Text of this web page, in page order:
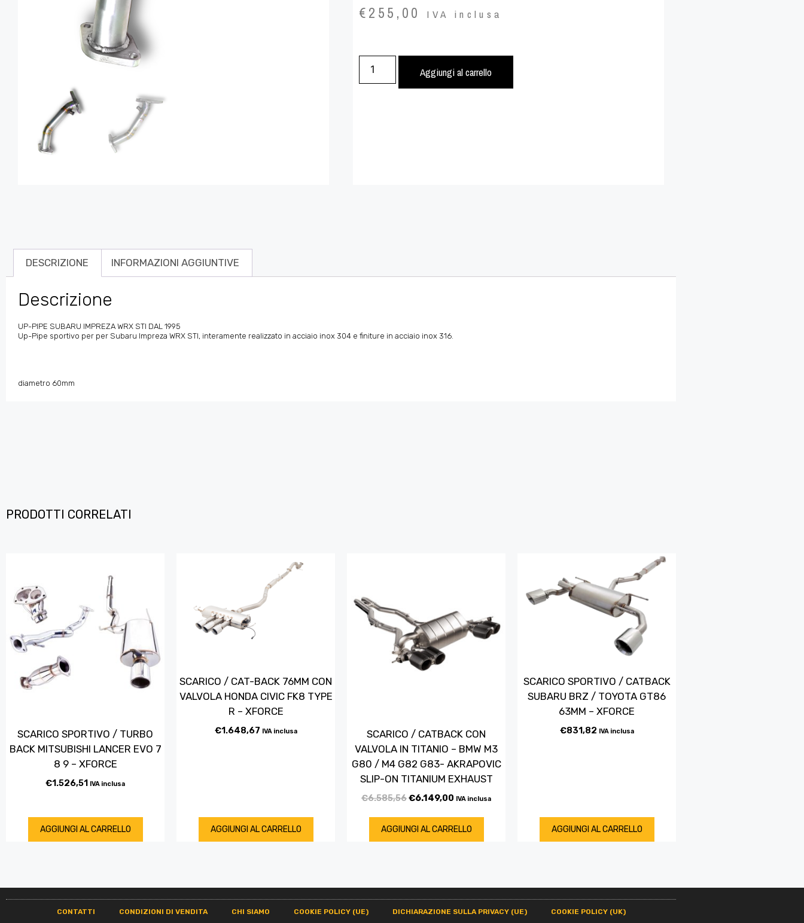
€255,00 IVA inclusa
Aggiungi al carrello
DESCRIZIONE INFORMAZIONI AGGIUNTIVE
Descrizione
UP-PIPE SUBARU IMPREZA WRX STI DAL 1995
Up-Pipe sportivo per per Subaru Impreza WRX STI, interamente realizzato in acciaio inox 304 e finiture in acciaio inox 316.
diametro 60mm
PRODOTTI CORRELATI
SCARICO SPORTIVO / TURBO
BACK MITSUBISHI LANCER EVO 7
8 9 – XFORCE
€1.526,51 IVA inclusa
AGGIUNGI AL CARRELLO
SCARICO / CAT-BACK 76MM CON
VALVOLA HONDA CIVIC FK8 TYPE
R – XFORCE
€1.648,67 IVA inclusa
AGGIUNGI AL CARRELLO
SCARICO / CATBACK CON
VALVOLA IN TITANIO – BMW M3
G80 / M4 G82 G83- AKRAPOVIC
SLIP-ON TITANIUM EXHAUST
€6.585,56€6.149,00 IVA inclusa
AGGIUNGI AL CARRELLO
SCARICO SPORTIVO / CATBACK
SUBARU BRZ / TOYOTA GT86
63MM – XFORCE
€831,82 IVA inclusa
AGGIUNGI AL CARRELLO
CONTATTI CONDIZIONI DI VENDITA CHI SIAMO COOKIE POLICY (UE) DICHIARAZIONE SULLA PRIVACY (UE) COOKIE POLICY (UK)